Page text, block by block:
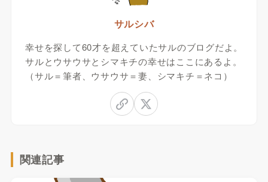
サルシバ
幸せを探して60才を超えていたサルのブログだよ。
サルとウサウサとシマキチの幸せはここにあるよ。
（サル＝筆者、ウサウサ＝妻、シマキチ＝ネコ）
関連記事